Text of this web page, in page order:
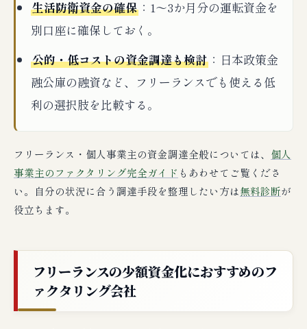
生活防衛資金の確保 ：1〜3か月分の運転資金を
別口座に確保しておく。
公的・低コストの資金調達も検討 ：日本政策金
融公庫の融資など、フリーランスでも使える低
利の選択肢を比較する。
フリーランス・個人事業主の資金調達全般については、 個人
事業主のファクタリング完全ガイド もあわせてご覧くださ
い。自分の状況に合う調達手段を整理したい方は無料診断が
役立ちます。
フリーランスの少額資金化におすすめのフ
ァクタリング会社